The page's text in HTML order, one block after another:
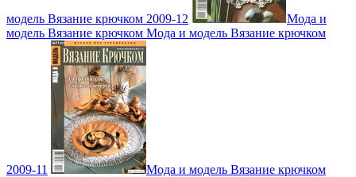
модель Вязание крючком 2009-12
Мода и
модель Вязание крючком Мода и модель Вязание крючком
2009-11 Мода и модель Вязание крючком